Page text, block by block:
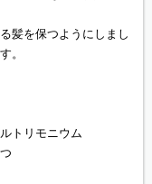
髪を保つようにしまし
。
トリモニウム